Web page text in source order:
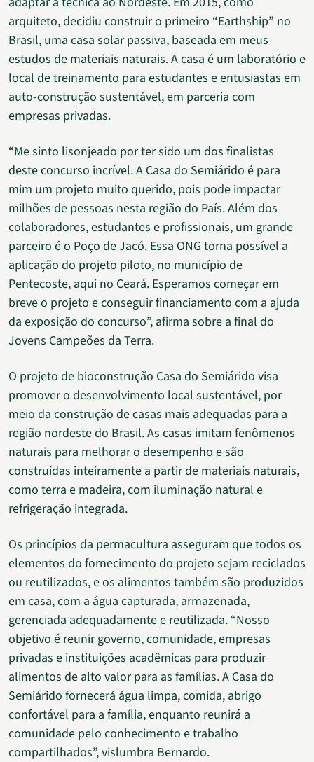
arquiteto, decidiu construir o primeiro “Earthship” no
Brasil, uma casa solar passiva, baseada em meus
estudos de materiais naturais. A casa é um laboratório e
local de treinamento para estudantes e entusiastas em
auto-construção sustentável, em parceria com
empresas privadas.
“Me sinto lisonjeado por ter sido um dos finalistas
deste concurso incrível. A Casa do Semiárido é para
mim um projeto muito querido, pois pode impactar
milhões de pessoas nesta região do País. Além dos
colaboradores, estudantes e profissionais, um grande
parceiro é o Poço de Jacó. Essa ONG torna possível a
aplicação do projeto piloto, no município de
Pentecoste, aqui no Ceará. Esperamos começar em
breve o projeto e conseguir financiamento com a ajuda
da exposição do concurso”, afirma sobre a final do
Jovens Campeões da Terra.
O projeto de bioconstrução Casa do Semiárido visa
promover o desenvolvimento local sustentável, por
meio da construção de casas mais adequadas para a
região nordeste do Brasil. As casas imitam fenômenos
naturais para melhorar o desempenho e são
construídas inteiramente a partir de materiais naturais,
como terra e madeira, com iluminação natural e
refrigeração integrada.
Os princípios da permacultura asseguram que todos os
elementos do fornecimento do projeto sejam reciclados
ou reutilizados, e os alimentos também são produzidos
em casa, com a água capturada, armazenada,
gerenciada adequadamente e reutilizada. “Nosso
objetivo é reunir governo, comunidade, empresas
privadas e instituições acadêmicas para produzir
alimentos de alto valor para as famílias. A Casa do
Semiárido fornecerá água limpa, comida, abrigo
confortável para a família, enquanto reunirá a
comunidade pelo conhecimento e trabalho
compartilhados”, vislumbra Bernardo.